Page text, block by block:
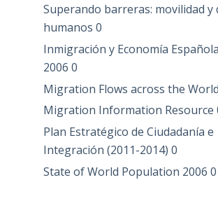
Superando barreras: movilidad y
humanos 0
Inmigración y Economía
2006 0
Migration Flows across the World
Migration Information Resource
Plan Estratégico de Ciudadanía e
Integración (2011-2014) 0
State of World Population 2006 0